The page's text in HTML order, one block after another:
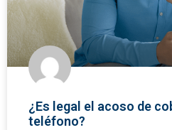
¿Es legal el acoso de
teléfono?